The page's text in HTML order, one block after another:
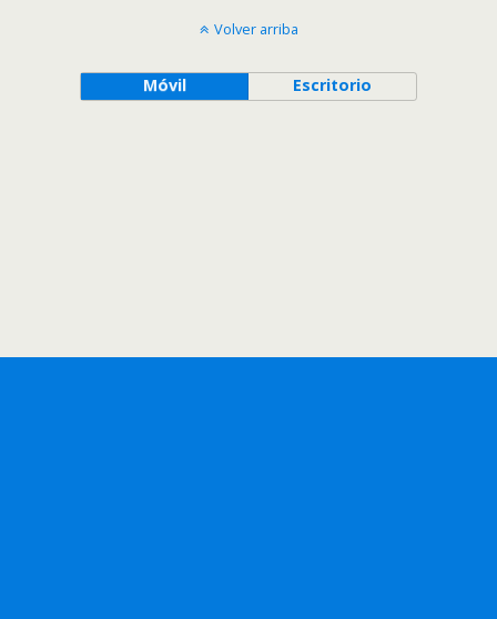
Volver arriba
Móvil Escritorio